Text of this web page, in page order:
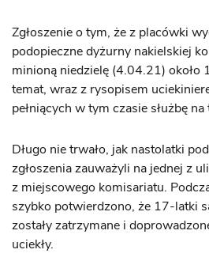
Zgłoszenie o tym, że z placówki
podopieczne dyżurny nakielskiej
minioną niedzielę (4.04.21) około
temat, wraz z rysopisem
pełniących w tym czasie służbę
Długo nie trwało, jak nastolatki
zgłoszenia zauważyli na jednej z
z miejscowego komisariatu.
szybko potwierdzono, że 17-latki
zostały zatrzymane i
uciekły.